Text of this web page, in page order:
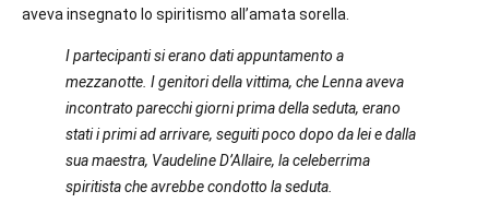
aveva insegnato lo spiritismo all’amata sorella.
I partecipanti si erano dati appuntamento a
mezzanotte. I genitori della vittima, che Lenna aveva
incontrato parecchi giorni prima della seduta, erano
stati i primi ad arrivare, seguiti poco dopo da lei e dalla
sua maestra, Vaudeline D’Allaire, la celeberrima
spiritista che avrebbe condotto la seduta.